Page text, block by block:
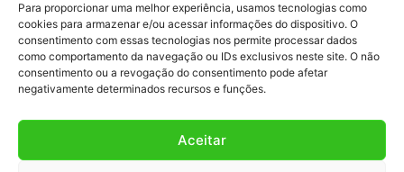
Para proporcionar uma melhor experiência, usamos tecnologias como
cookies para armazenar e/ou acessar informações do dispositivo. O
consentimento com essas tecnologias nos permite processar dados
como comportamento da navegação ou IDs exclusivos neste site. O não
consentimento ou a revogação do consentimento pode afetar
negativamente determinados recursos e funções.
Aceitar
08h às 12h | 13h às 17h
Fale Conosco